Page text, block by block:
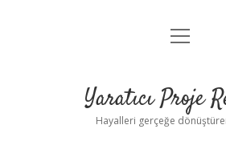
Anasayfa
Yasal Uyarı
menüyü
Yaratıcı Proje
Hayalleri gerçeğe